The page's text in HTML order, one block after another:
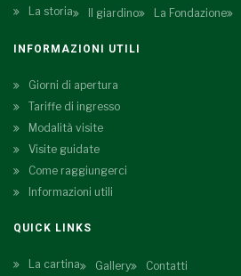
La storia Il giardino La Fondazione
INFORMAZIONI UTILI
Giorni di apertura
Tariffe di ingresso
Modalità visite
Visite guidate
Come raggiungerci
Informazioni utili
QUICK LINKS
La cartina Gallery Contatti